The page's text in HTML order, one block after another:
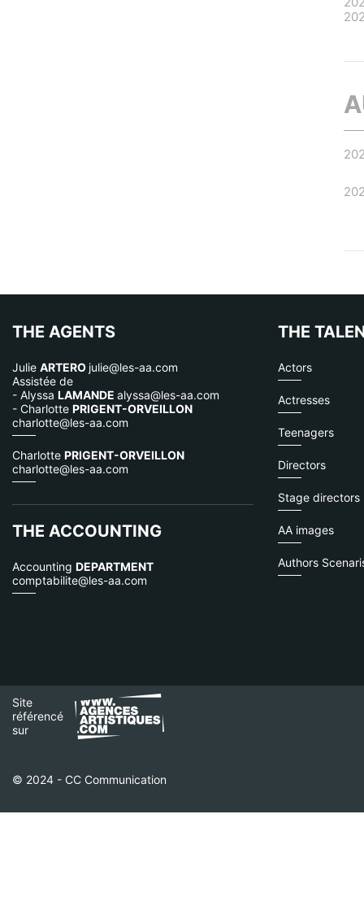
THE AGENTS
Julie ARTERO julie@les-aa.com
Assistée de
- Alyssa LAMANDE alyssa@les-aa.com
- Charlotte PRIGENT-ORVEILLON
charlotte@les-aa.com
Charlotte PRIGENT-ORVEILLON
charlotte@les-aa.com
THE ACCOUNTING
Accounting DEPARTMENT
comptabilite@les-aa.com
THE
Actors
Actresses
Teenagers
Directors
Stage directors
AA images
Authors
Site
référencé
sur
© 2024 - CC Communication